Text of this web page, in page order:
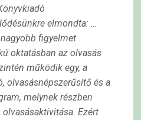
elmondta: …
figyelmet
oktatásban az olvasás
működik egy, a
olvasásnépszerűsítő és a
melynek részben
Ezért